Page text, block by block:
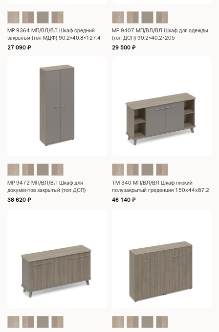
МР 9364 МП/ВЛ/ВЛ Шкаф средний
закрытый (топ МДФ) 90.2×40.8×127.4
27 090 ₽
МР 9407 МП/ВЛ/ВЛ Шкаф для одежды
(топ ДСП) 90.2×40.2×205
29 500 ₽
МР 9472 МП/ВЛ/ВЛ Шкаф для
документов закрытый (топ ДСП)
90.2×40.2×205
38 620 ₽
ТМ 340 МП/ВЛ/ВЛ Шкаф низкий
полузакрытый греденция 150x44x87.2
46 140 ₽